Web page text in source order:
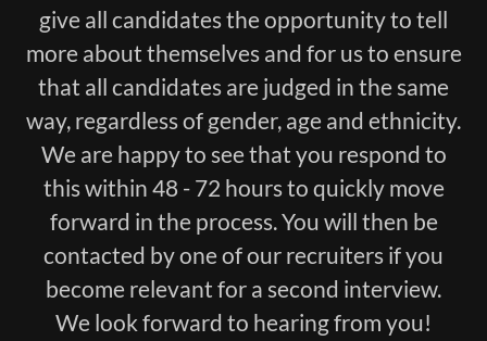
give all candidates the opportunity to tell
more about themselves and for us to ensure
that all candidates are judged in the same
way, regardless of gender, age and ethnicity.
We are happy to see that you respond to
this within 48 - 72 hours to quickly move
forward in the process. You will then be
contacted by one of our recruiters if you
become relevant for a second interview.
We look forward to hearing from you!